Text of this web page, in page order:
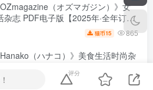
（オズマガジン）》女
杂志 PDF电子版【2025年·全年订
年·全年订阅】 猫币15 865
（ハナコ）》美食生活时尚杂
猫币18 1316
评分